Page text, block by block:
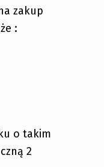
zakup
:
o takim
2